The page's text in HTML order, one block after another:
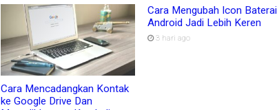
Cara Mencadangkan Kontak
ke Google Drive Dan
Cara Mengubah Icon Baterai
Android Jadi Lebih Keren
3 hari ago